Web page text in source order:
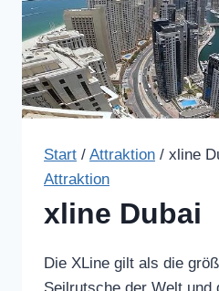
Start / Attraktion / xline
Attraktion
xline Dubai
Die XLine gilt als die
Seilrutsche der Welt und